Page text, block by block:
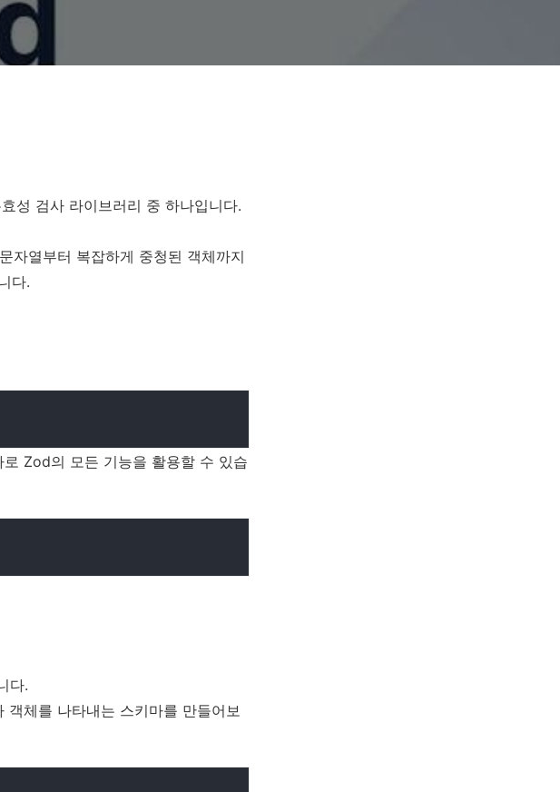
성 검사 라이브러리 중 하나입니다.
자열부터 복잡하게 중청된 객체까지
다.
Zod의 모든 기능을 활용할 수 있습
다.
객체를 나타내는 스키마를 만들어보